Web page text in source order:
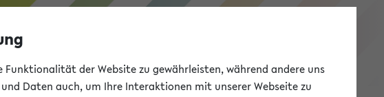
eKVV
Funktionalität der Website zu gewährleisten, während andere uns
Daten auch, um Ihre Interaktionen mit unserer Webseite zu